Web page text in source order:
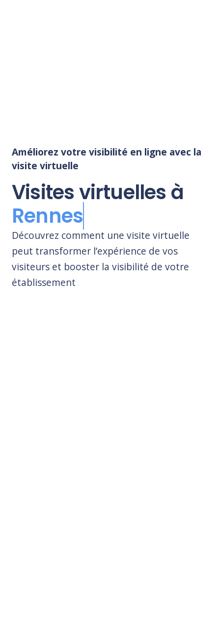
Améliorez votre visibilité en ligne avec la
visite virtuelle
Visites virtuelles à
Rennes
Découvrez comment une visite virtuelle
peut transformer l’expérience de vos
visiteurs et booster la visibilité de votre
établissement